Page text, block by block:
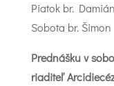
Piatok br. Damián
Sobota br. Šimon
Prednášku v
riaditeľ